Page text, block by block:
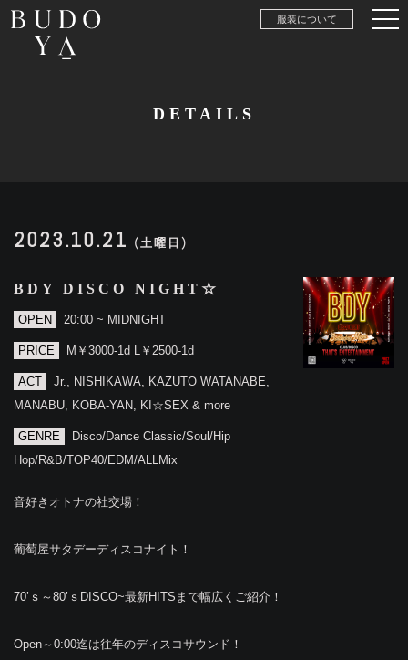
服装について
DETAILS
2023.10.21 (土曜日)
BDY DISCO NIGHT☆
OPEN 20:00 ~ MIDNIGHT
PRICE M￥3000-1d L￥2500-1d
ACT
Jr., NISHIKAWA, KAZUTO WATANABE,
MANABU, KOBA-YAN, KI☆SEX & more
GENRE
Disco/Dance Classic/Soul/Hip
Hop/R&B/TOP40/EDM/ALLMix
音好きオトナの社交場！
葡萄屋サタデーディスコナイト！
70’ｓ～80’ｓDISCO~最新HITSまで幅広くご紹介！
Open～0:00迄は往年のディスコサウンド！